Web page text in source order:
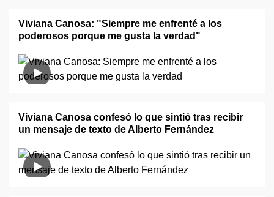
Viviana Canosa: "Siempre me enfrenté a los
poderosos porque me gusta la verdad"
Viviana Canosa confesó lo que sintió tras recibir
un mensaje de texto de Alberto Fernández